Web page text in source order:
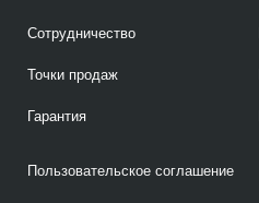
Сотрудничество
Точки продаж
Гарантия
Пользовательское соглашение